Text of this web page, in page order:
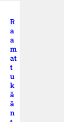
R
a
a
m
at
t
u
k
ä
ä
n